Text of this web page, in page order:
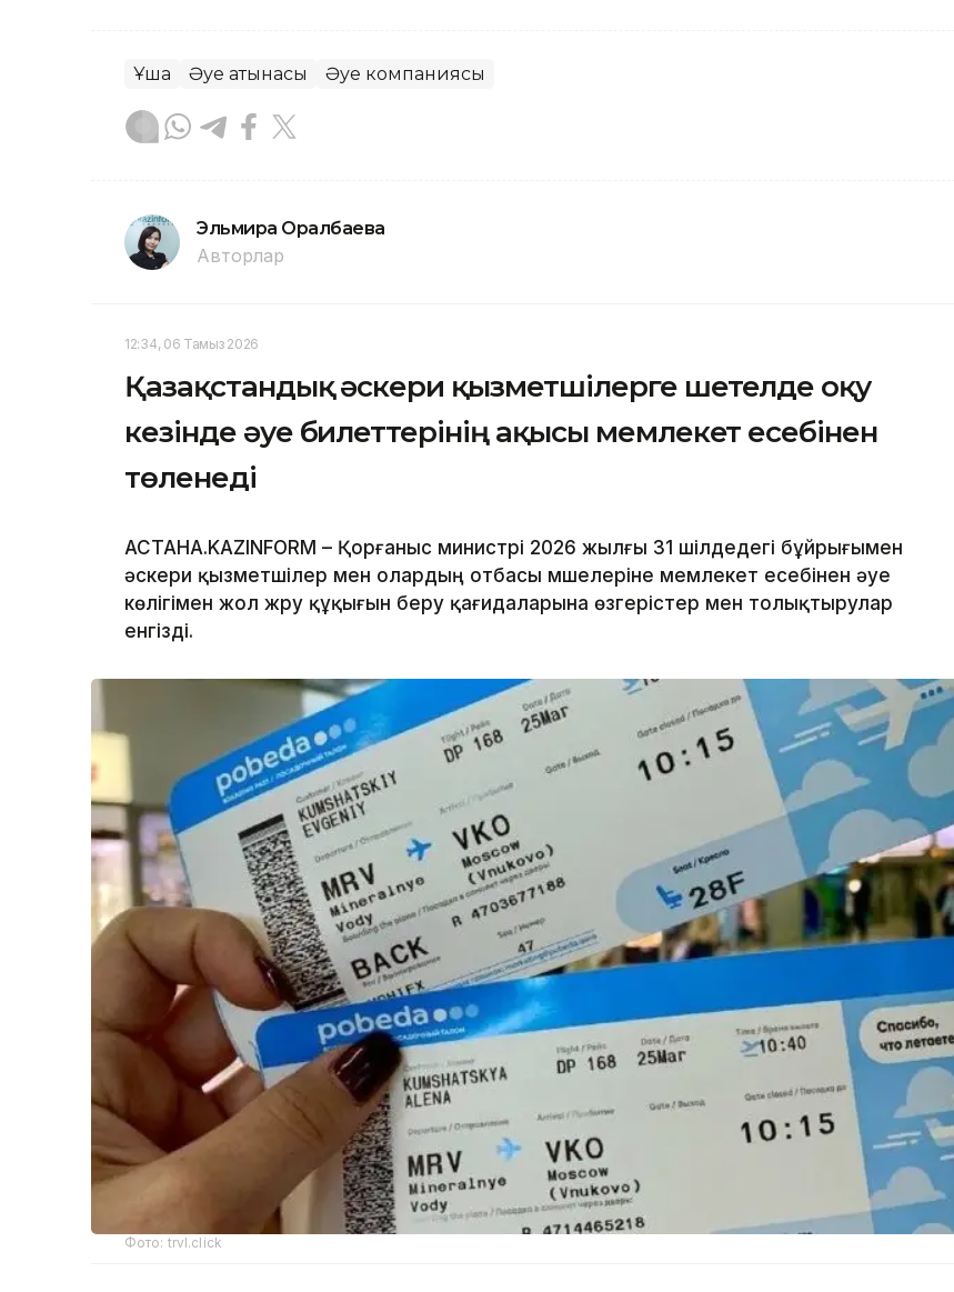
Ұшақ Әуе қатынасы Әуе компаниясы
Эльмира Оралбаева
Авторлар
12:34, 06 Тамыз 2026
Қазақстандық әскери қызметшілерге шетелде оқу
кезінде әуе билеттерінің ақысы мемлекет есебінен
төленеді
АСТАНА.KAZINFORM – Қорғаныс министрі 2026 жылғы 31 шілдедегі бұйрығымен
әскери қызметшілер мен олардың отбасы мүшелеріне мемлекет есебінен әуе
көлігімен жол жүру құқығын беру қағидаларына өзгерістер мен толықтырулар
енгізді.
Фото: trvl.click